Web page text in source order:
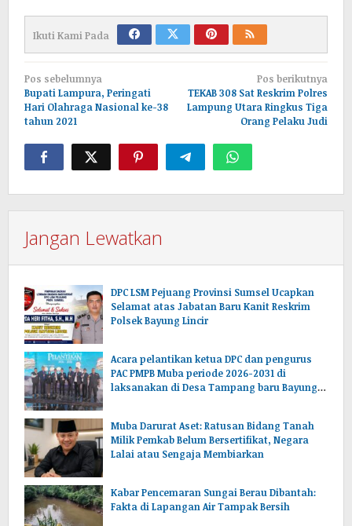
Ikuti Kami Pada
Navigasi
pos
Pos sebelumnya
Bupati Lampura, Peringati
Hari Olahraga Nasional ke-38
tahun 2021
Pos berikutnya
TEKAB 308 Sat Reskrim Polres
Lampung Utara Ringkus Tiga
Orang Pelaku Judi
Jangan Lewatkan
DPC LSM Pejuang Provinsi Sumsel Ucapkan
Selamat atas Jabatan Baru Kanit Reskrim
Polsek Bayung Lincir
Acara pelantikan ketua DPC dan pengurus
PAC PMPB Muba periode 2026-2031 di
laksanakan di Desa Tampang baru Bayung
Muba Darurat Aset: Ratusan Bidang Tanah
Milik Pemkab Belum Bersertifikat, Negara
Lalai atau Sengaja Membiarkan
Kabar Pencemaran Sungai Berau Dibantah:
Fakta di Lapangan Air Tampak Bersih